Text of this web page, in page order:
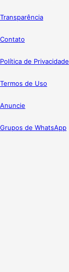
Transparência
Contato
Política de Privacidade
Termos de Uso
Anuncie
Grupos de WhatsApp